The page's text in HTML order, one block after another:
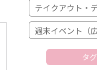
テイクアウト・
週末イベント（広
タ